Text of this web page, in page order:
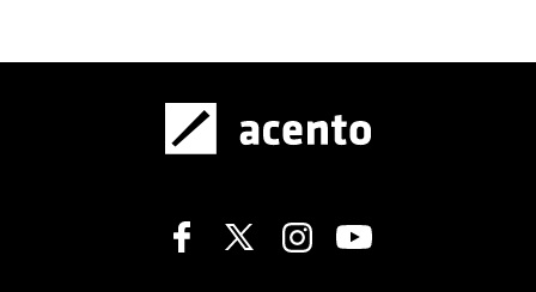
Puerto Rico y disputarán la final ante
PARTIDO REVOLUCIONARIO MODERNO
Abinader acepta ser el presidente del